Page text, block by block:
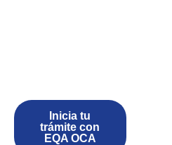
Inicia tu
trámite con
EQA OCA